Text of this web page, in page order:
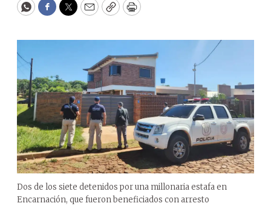
WhatsApp
Facebook
Twitter
EmailCopyPrint
Dos de los siete detenidos por una millonaria estafa en
Encarnación, que fueron beneficiados con arresto